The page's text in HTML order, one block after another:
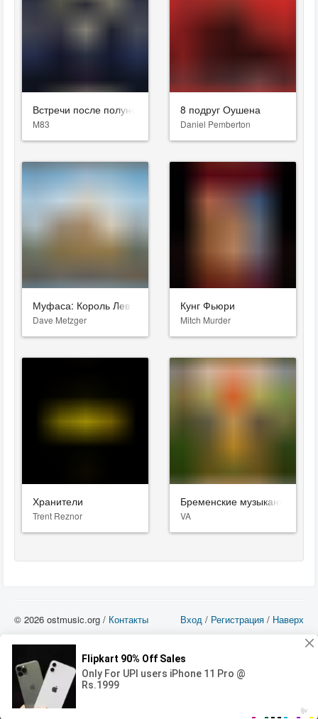
00:00
Встречи после полуночи
M83
8 подруг Оушена
Daniel Pemberton
Муфаса: Король Лев
Dave Metzger
Кунг Фьюри
Mitch Murder
Хранители
Trent Reznor
Бременские музыканты
VA
Вход / Регистрация / Наверх
© 2026 ostmusic.org / Контакты
можете использовать такие материалы только в том в случае, если
использование производится с ознакомительными целями - для прочих целей
вы должны приобрести лицензионную запись.